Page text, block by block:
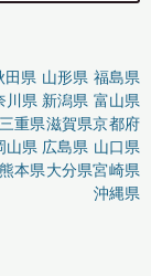
田県 山形県 福島県
川県 新潟県 富山県
三重県滋賀県京都府
山県 広島県 山口県
熊本県大分県宮崎県
沖縄県